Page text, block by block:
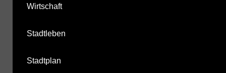
Wirtschaft
Stadtleben
Stadtplan